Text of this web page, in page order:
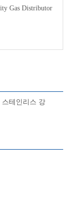
Gas Distributor
스테인리스 강